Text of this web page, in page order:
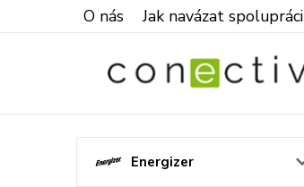
O nás Jak navázat spolupráci
Energizer